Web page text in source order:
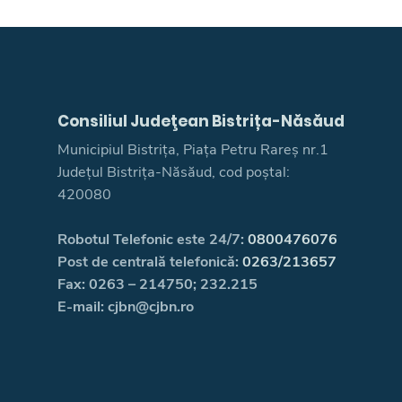
Consiliul Judeţean Bistrița-Năsăud
Municipiul Bistrița, Piața Petru Rareș nr.1
Județul Bistrița-Năsăud, cod poștal:
420080
Robotul Telefonic este 24/7: 0800476076
Post de centrală telefonică: 0263/213657
Fax: 0263 – 214750; 232.215
E-mail: cjbn@cjbn.ro